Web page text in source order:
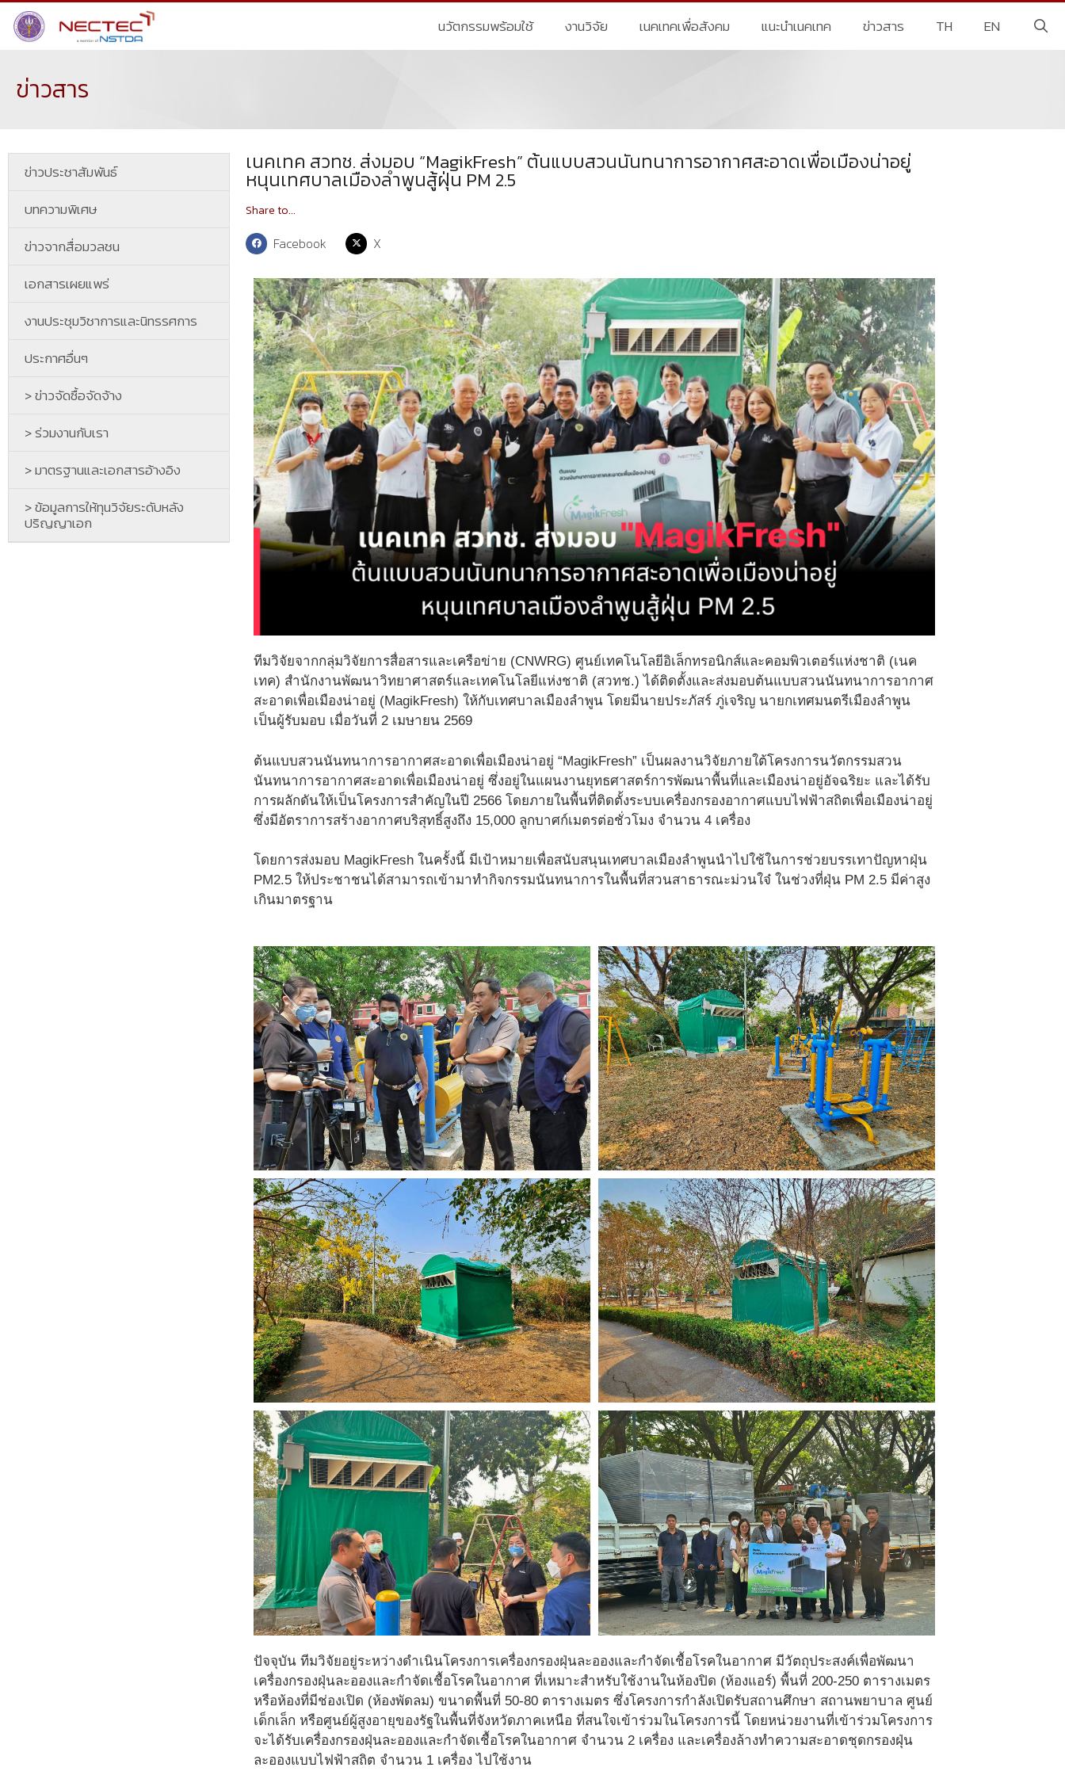
นวัตกรรมพร้อมใช้ งานวิจัย เนคเทคเพื่อสังคม แนะนำเนคเทค ข่าวสาร TH EN
ข่าวสาร
ข่าวประชาสัมพันธ์
บทความพิเศษ
ข่าวจากสื่อมวลชน
เอกสารเผยแพร่
งานประชุมวิชาการและนิทรรศการ
ประกาศอื่นๆ
> ข่าวจัดซื้อจัดจ้าง
> ร่วมงานกับเรา
> มาตรฐานและเอกสารอ้างอิง
> ข้อมูลการให้ทุนวิจัยระดับหลัง
ปริญญาเอก
เนคเทค สวทช. ส่งมอบ “MagikFresh” ต้นแบบสวนนันทนาการอากาศสะอาดเพื่อเมืองน่าอยู่
หนุนเทศบาลเมืองลำพูนสู้ฝุ่น PM 2.5
Share to...
Facebook X
ทีมวิจัยจากกลุ่มวิจัยการสื่อสารและเครือข่าย (CNWRG) ศูนย์เทคโนโลยีอิเล็กทรอนิกส์และคอมพิวเตอร์แห่งชาติ (เนค
เทค) สำนักงานพัฒนาวิทยาศาสตร์และเทคโนโลยีแห่งชาติ (สวทช.) ได้ติดตั้งและส่งมอบต้นแบบสวนนันทนาการอากาศ
สะอาดเพื่อเมืองน่าอยู่ (MagikFresh) ให้กับเทศบาลเมืองลำพูน โดยมีนายประภัสร์ ภู่เจริญ นายกเทศมนตรีเมืองลำพูน
เป็นผู้รับมอบ เมื่อวันที่ 2 เมษายน 2569
ต้นแบบสวนนันทนาการอากาศสะอาดเพื่อเมืองน่าอยู่ “MagikFresh” เป็นผลงานวิจัยภายใต้โครงการนวัตกรรมสวน
นันทนาการอากาศสะอาดเพื่อเมืองน่าอยู่ ซึ่งอยู่ในแผนงานยุทธศาสตร์การพัฒนาพื้นที่และเมืองน่าอยู่อัจฉริยะ และได้รับ
การผลักดันให้เป็นโครงการสำคัญในปี 2566 โดยภายในพื้นที่ติดตั้งระบบเครื่องกรองอากาศแบบไฟฟ้าสถิตเพื่อเมืองน่าอยู่
ซึ่งมีอัตราการสร้างอากาศบริสุทธิ์สูงถึง 15,000 ลูกบาศก์เมตรต่อชั่วโมง จำนวน 4 เครื่อง
โดยการส่งมอบ MagikFresh ในครั้งนี้ มีเป้าหมายเพื่อสนับสนุนเทศบาลเมืองลำพูนนำไปใช้ในการช่วยบรรเทาปัญหาฝุ่น
PM2.5 ให้ประชาชนได้สามารถเข้ามาทำกิจกรรมนันทนาการในพื้นที่สวนสาธารณะม่วนใจ๋ ในช่วงที่ฝุ่น PM 2.5 มีค่าสูง
เกินมาตรฐาน
ปัจจุบัน ทีมวิจัยอยู่ระหว่างดำเนินโครงการเครื่องกรองฝุ่นละอองและกำจัดเชื้อโรคในอากาศ มีวัตถุประสงค์เพื่อพัฒนา
เครื่องกรองฝุ่นละอองและกำจัดเชื้อโรคในอากาศ ที่เหมาะสำหรับใช้งานในห้องปิด (ห้องแอร์) พื้นที่ 200-250 ตารางเมตร
หรือห้องที่มีช่องเปิด (ห้องพัดลม) ขนาดพื้นที่ 50-80 ตารางเมตร ซึ่งโครงการกำลังเปิดรับสถานศึกษา สถานพยาบาล ศูนย์
เด็กเล็ก หรือศูนย์ผู้สูงอายุของรัฐในพื้นที่จังหวัดภาคเหนือ ที่สนใจเข้าร่วมในโครงการนี้ โดยหน่วยงานที่เข้าร่วมโครงการ
จะได้รับเครื่องกรองฝุ่นละอองและกำจัดเชื้อโรคในอากาศ จำนวน 2 เครื่อง และเครื่องล้างทำความสะอาดชุดกรองฝุ่น
ละอองแบบไฟฟ้าสถิต จำนวน 1 เครื่อง ไปใช้งาน